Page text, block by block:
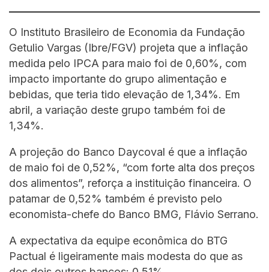
O Instituto Brasileiro de Economia da Fundação
Getulio Vargas (Ibre/FGV) projeta que a inflação
medida pelo IPCA para maio foi de 0,60%, com
impacto importante do grupo alimentação e
bebidas, que teria tido elevação de 1,34%. Em
abril, a variação deste grupo também foi de
1,34%.
A projeção do Banco Daycoval é que a inflação
de maio foi de 0,52%, “com forte alta dos preços
dos alimentos”, reforça a instituição financeira. O
patamar de 0,52% também é previsto pelo
economista-chefe do Banco BMG, Flávio Serrano.
A expectativa da equipe econômica do BTG
Pactual é ligeiramente mais modesta do que as